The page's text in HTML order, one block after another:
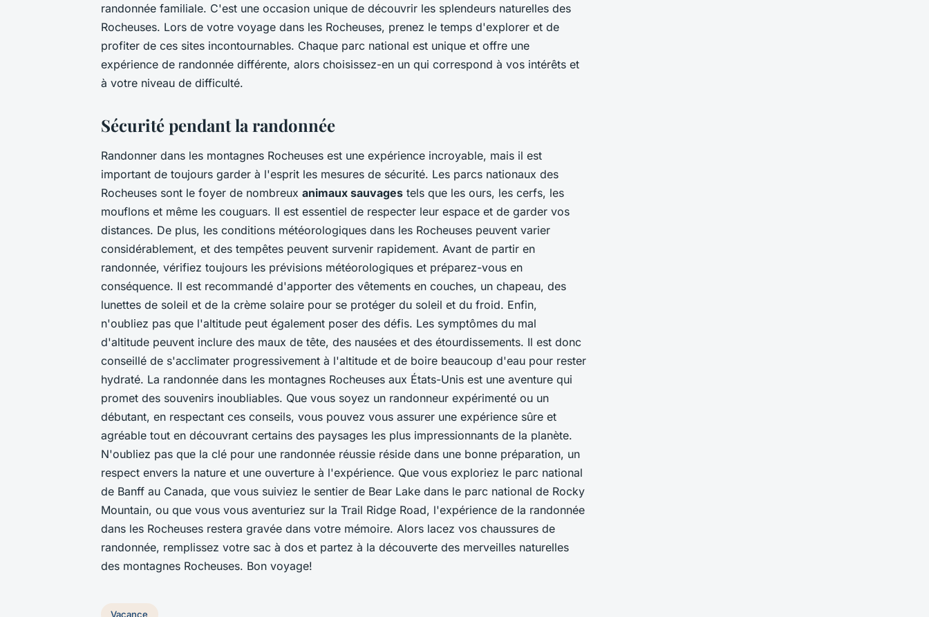
randonnée familiale. C'est une occasion unique de découvrir les splendeurs naturelles des
Rocheuses. Lors de votre voyage dans les Rocheuses, prenez le temps d'explorer et de
profiter de ces sites incontournables. Chaque parc national est unique et offre une
expérience de randonnée différente, alors choisissez-en un qui correspond à vos intérêts et
à votre niveau de difficulté.
Sécurité pendant la randonnée
Randonner dans les montagnes Rocheuses est une expérience incroyable, mais il est
important de toujours garder à l'esprit les mesures de sécurité. Les parcs nationaux des
Rocheuses sont le foyer de nombreux animaux sauvages tels que les ours, les cerfs, les
mouflons et même les couguars. Il est essentiel de respecter leur espace et de garder vos
distances. De plus, les conditions météorologiques dans les Rocheuses peuvent varier
considérablement, et des tempêtes peuvent survenir rapidement. Avant de partir en
randonnée, vérifiez toujours les prévisions météorologiques et préparez-vous en
conséquence. Il est recommandé d'apporter des vêtements en couches, un chapeau, des
lunettes de soleil et de la crème solaire pour se protéger du soleil et du froid. Enfin,
n'oubliez pas que l'altitude peut également poser des défis. Les symptômes du mal
d'altitude peuvent inclure des maux de tête, des nausées et des étourdissements. Il est donc
conseillé de s'acclimater progressivement à l'altitude et de boire beaucoup d'eau pour rester
hydraté. La randonnée dans les montagnes Rocheuses aux États-Unis est une aventure qui
promet des souvenirs inoubliables. Que vous soyez un randonneur expérimenté ou un
débutant, en respectant ces conseils, vous pouvez vous assurer une expérience sûre et
agréable tout en découvrant certains des paysages les plus impressionnants de la planète.
N'oubliez pas que la clé pour une randonnée réussie réside dans une bonne préparation, un
respect envers la nature et une ouverture à l'expérience. Que vous exploriez le parc national
de Banff au Canada, que vous suiviez le sentier de Bear Lake dans le parc national de Rocky
Mountain, ou que vous vous aventuriez sur la Trail Ridge Road, l'expérience de la randonnée
dans les Rocheuses restera gravée dans votre mémoire. Alors lacez vos chaussures de
randonnée, remplissez votre sac à dos et partez à la découverte des merveilles naturelles
des montagnes Rocheuses. Bon voyage!
Vacance